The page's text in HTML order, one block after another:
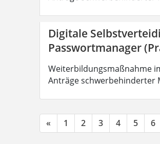
Digitale
Passwortmanager
Weiterbildungsmaßnahme
Anträge schwerbehinderter
« 1 2 3 4 5 6